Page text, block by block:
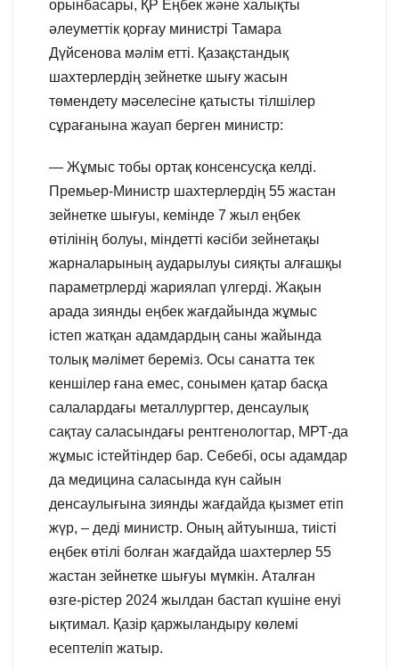
орынбасары, ҚР Еңбек және халықты
әлеуметтік қорғау министрі Тамара
Дүйсенова мәлім етті. Қазақстандық
шахтерлердің зейнетке шығу жасын
төмендету мәселесіне қатысты тілшілер
сұрағанына жауап берген министр:
— Жұмыс тобы ортақ консенсусқа келді.
Премьер-Министр шахтерлердің 55 жастан
зейнетке шығуы, кемінде 7 жыл еңбек
өтілінің болуы, міндетті кәсіби зейнетақы
жарналарының аударылуы сияқты алғашқы
параметрлерді жариялап үлгерді. Жақын
арада зиянды еңбек жағдайында жұмыс
істеп жатқан адамдардың саны жайында
толық мәлімет береміз. Осы санатта тек
кеншілер ғана емес, сонымен қатар басқа
салалардағы металлургтер, денсаулық
сақтау саласындағы рентгенологтар, МРТ-да
жұмыс істейтіндер бар. Себебі, осы адамдар
да медицина саласында күн сайын
денсаулығына зиянды жағдайда қызмет етіп
жүр, – деді министр. Оның айтуынша, тиісті
еңбек өтілі болған жағдайда шахтерлер 55
жастан зейнетке шығуы мүмкін. Аталған
өзге-рістер 2024 жылдан бастап күшіне енуі
ықтимал. Қазір қаржыландыру көлемі
есептеліп жатыр.